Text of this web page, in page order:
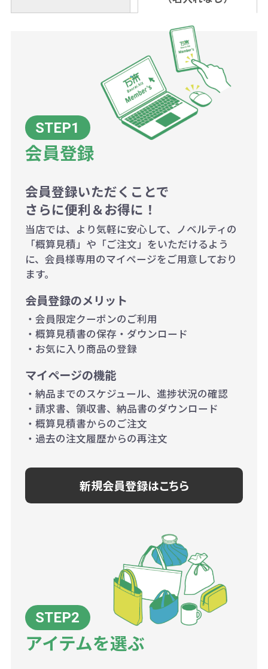
0120-979-907
AM10:00～PM5:00（土・日・祝日を
個当たりの印刷代単価がお安くなり
一方、数量が少なく一定数に満たな
い場合は、単価計算ではなく、印刷
代の基本料金を一式頂戴する場合が
ございます。
ボリュームディスカウントの計算は
商品や印刷方法によって異なります
ので、予めご了承ください。
例：200個未満（1式：18,000円）
200個~499個の場合：42円（1個
当たり）
500個~999個の場合：35円（1個
1,000個以上：28円（1個当た
り）
お急ぎの場合、ご相談ください。最
大限努力いたします。
詳細はこちらご確認ください。
会員登録
会員登録いただくことで
さらに便利＆お得に！
当店では、より気軽に安心して、ノベルティの
「概算見積」や「ご注文」をいただけるよう
に、会員様専用のマイページをご用意しており
ます。
会員登録のメリット
・会員限定クーポンのご利用
・概算見積書の保存・ダウンロード
・お気に入り商品の登録
マイページの機能
・納品までのスケジュール、進捗状況の確認
・請求書、領収書、納品書のダウンロード
・概算見積書からのご注文
・過去の注文履歴からの再注文
新規会員登録はこちら
アイテムを選ぶ